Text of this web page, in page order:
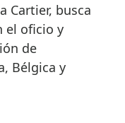
Cartier, busca
el oficio y
de
Bélgica y